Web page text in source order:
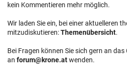
kein Kommentieren mehr möglich.
Wir laden Sie ein, bei einer aktuelleren
mitzudiskutieren:Themenübersicht.
Bei Fragen können Sie sich gern an
an forum@krone.atwenden.